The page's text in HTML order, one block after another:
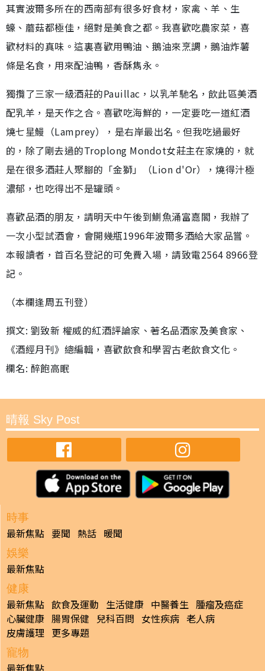
其實波爾多所在的西南部有很多好食材，家禽、羊、生
蠔、蘑菇都極佳，絕對是美食之都。我喜歡吃農家菜，喜
歡材料的真味。這裏喜歡用鴨油、鵝油來烹調，鵝油炸薯
條是名食，用來配油鴨，香酥雋永。
獨攬了三家一級酒莊的Pauillac，以乳羊馳名，飲此區美酒
配乳羊，是天作之合。喜歡吃海鮮的，一定要吃一道紅酒
燒七星鰻（Lamprey），是右岸最出名。但我吃過最好
的，除了剛去過的Troplong Mondot女莊主在家燒的，就
是在很多酒莊人聚腳的「金獅」（Lion d'Or），燒得汁極
濃郁，也吃得出不是罐頭。
喜歡品酒的朋友，請明天中午後到鰂魚涌富嘉閣，我辦了
一次小型試酒會，會開幾瓶1996年波爾多酒給大家品嘗。
本報讀者，首百名登記的可免費入場，請致電2564 8966登
記。
（本欄逢周五刊登）
撰文: 劉致新 權威的紅酒評論家、著名品酒家及美食家、
《酒經月刊》總編輯，喜歡飲食和學習古老飲食文化。
欄名: 醉飽高眠
晴報 Sky Post
時事
最新焦點 要聞 熱話 暖聞
娛樂
最新焦點
健康
最新焦點 飲食及運動 生活健康 中醫養生 腫瘤及癌症
心臟健康 腸胃保健 兒科百問 女性疾病 老人病
皮膚護理 更多專題
寵物
最新焦點